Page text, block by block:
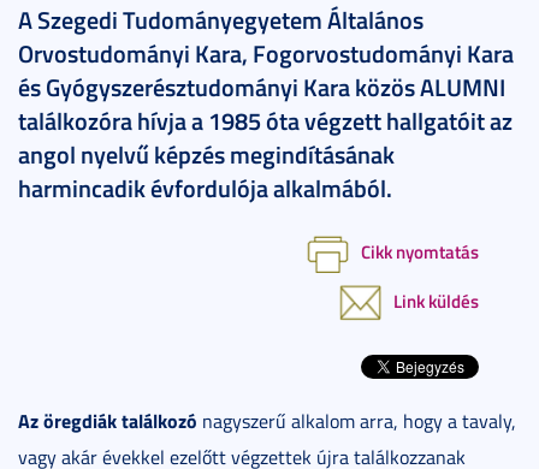
A Szegedi Tudományegyetem Általános
Orvostudományi Kara, Fogorvostudományi Kara
és Gyógyszerésztudományi Kara közös ALUMNI
találkozóra hívja a 1985 óta végzett hallgatóit az
angol nyelvű képzés megindításának
harmincadik évfordulója alkalmából.
Cikk nyomtatás
Link küldés
Az öregdiák találkozó nagyszerű alkalom arra, hogy a tavaly,
vagy akár évekkel ezelőtt végzettek újra találkozzanak